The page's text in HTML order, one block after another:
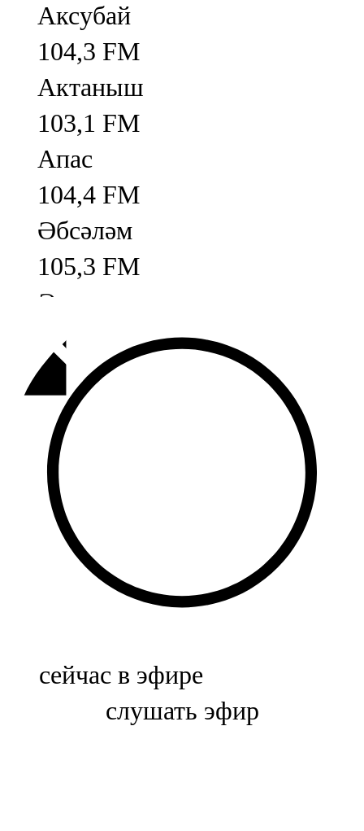
Аксубай
104,3 FM
Актаныш
103,1 FM
Апас
104,4 FM
Әбсәләм
105,3 FM
Әлмәт
92,9 FM
Базарлы матак
107,1 FM
Балык бистәсе
104,9 FM
Баулы
107,5 FM
Биләр
Болгар
сейчас в эфире
слушать эфир